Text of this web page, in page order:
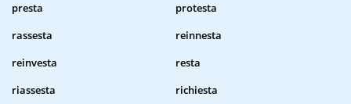
presta
protesta
rassesta
reinnesta
reinvesta
resta
riassesta
richiesta